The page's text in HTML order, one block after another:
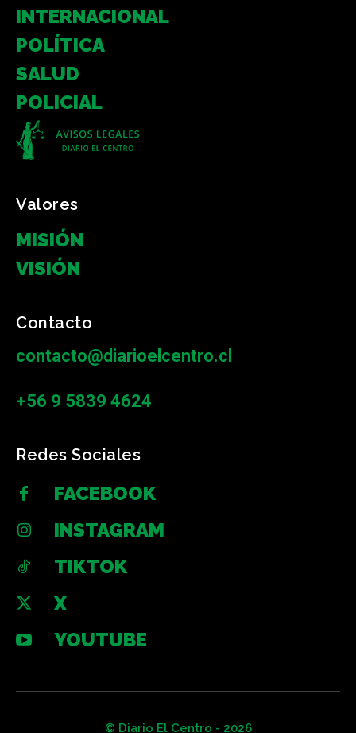
INTERNACIONAL
POLÍTICA
SALUD
POLICIAL
Valores
MISIÓN
VISIÓN
Contacto
contacto@diarioelcentro.cl
+56 9 5839 4624
Redes Sociales
FACEBOOK
INSTAGRAM
TIKTOK
X
YOUTUBE
© Diario El Centro - 2026